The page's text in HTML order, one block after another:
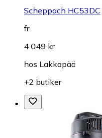
Scheppach HC53DC
fr.
4 049 kr
hos Lakkapää
+2 butiker